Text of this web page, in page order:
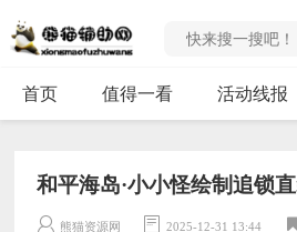
首页 值得一看 活动线报
和平海岛·小小怪绘制追锁
熊猫资源网 2025-12-31 13:44